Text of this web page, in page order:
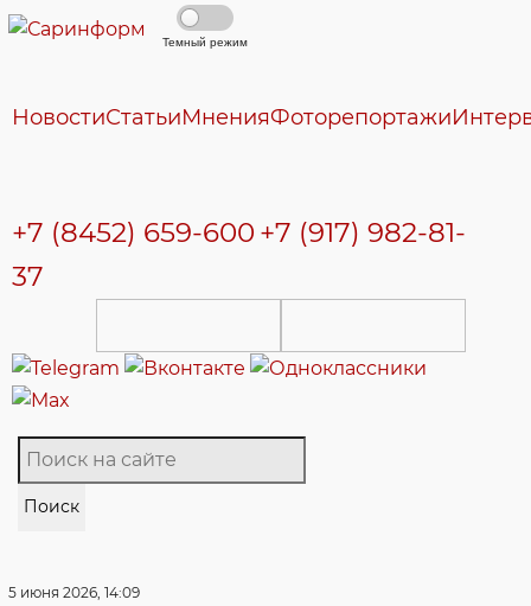
Темный режим
НовостиСтатьиМненияФоторепортажи
+7 (8452) 659-600 +7 (917) 982-81-
37
Поиск
5 июня 2026, 14:09